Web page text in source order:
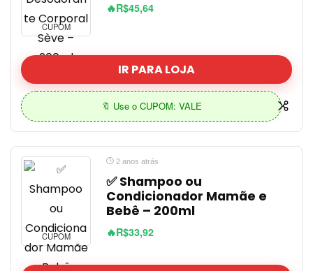
CUPOM
🔥R$45,64
IR PARA LOJA
🔖 Use o CUPOM: VALE
CUPOM
2 anos atrás
✅ Shampoo ou
Condicionador Mamãe e
Bebê – 200ml
🔥R$33,92